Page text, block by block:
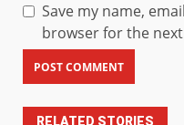
Save my name,
browser for the
RELATED STORIES